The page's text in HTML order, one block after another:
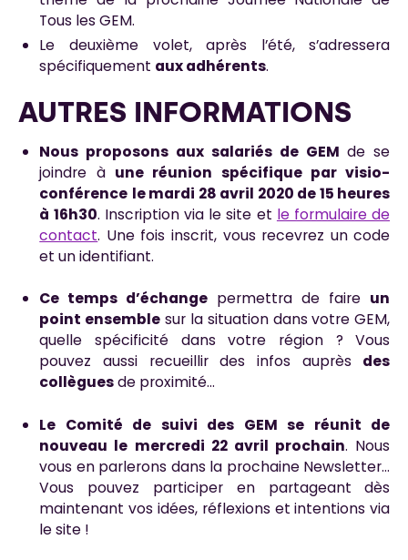
Tous les GEM.
Le deuxième volet, après l’été, s’adressera
spécifiquement aux adhérents.
AUTRES INFORMATIONS
Nous proposons aux salariés de GEM de se
joindre à une réunion spécifique par visio-
conférence le mardi 28 avril 2020 de 15 heures
à 16h30. Inscription via le site et le formulaire de
contact. Une fois inscrit, vous recevrez un code
et un identifiant.
Ce temps d’échange permettra de faire un
point ensemble sur la situation dans votre GEM,
quelle spécificité dans votre région ? Vous
pouvez aussi recueillir des infos auprès des
collèguesde proximité…
Le Comité de suivi des GEM se réunit de
nouveau le mercredi 22 avril prochain. Nous
vous en parlerons dans la prochaine Newsletter…
Vous pouvez participer en partageant dès
maintenant vos idées, réflexions et intentions via
le site !